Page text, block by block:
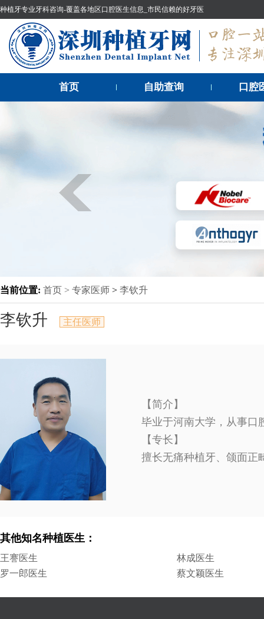
种植牙专业牙科咨询-覆盖各地区口腔医生信息_市民信赖的好牙医
首页 自助查询 口腔
当前位置: 首页 > 专家医师 > 李钦升
李钦升 主任医师
【简介】
毕业于河南大学，从事口
【专长】
擅长无痛种植牙、颌面正
其他知名种植医生：
王謇医生
林成医生
罗一郎医生
蔡文颖医生